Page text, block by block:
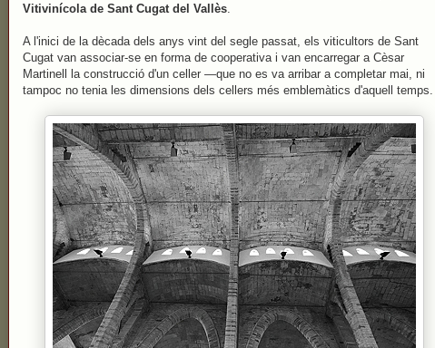
Vitivinícola de Sant Cugat del Vallès.
A l'inici de la dècada dels anys vint del segle passat, els viticultors de Sant
Cugat van associar-se en forma de cooperativa i van encarregar a Cèsar
Martinell la construcció d'un celler —que no es va arribar a completar mai, ni
tampoc no tenia les dimensions dels cellers més emblemàtics d'aquell temps.